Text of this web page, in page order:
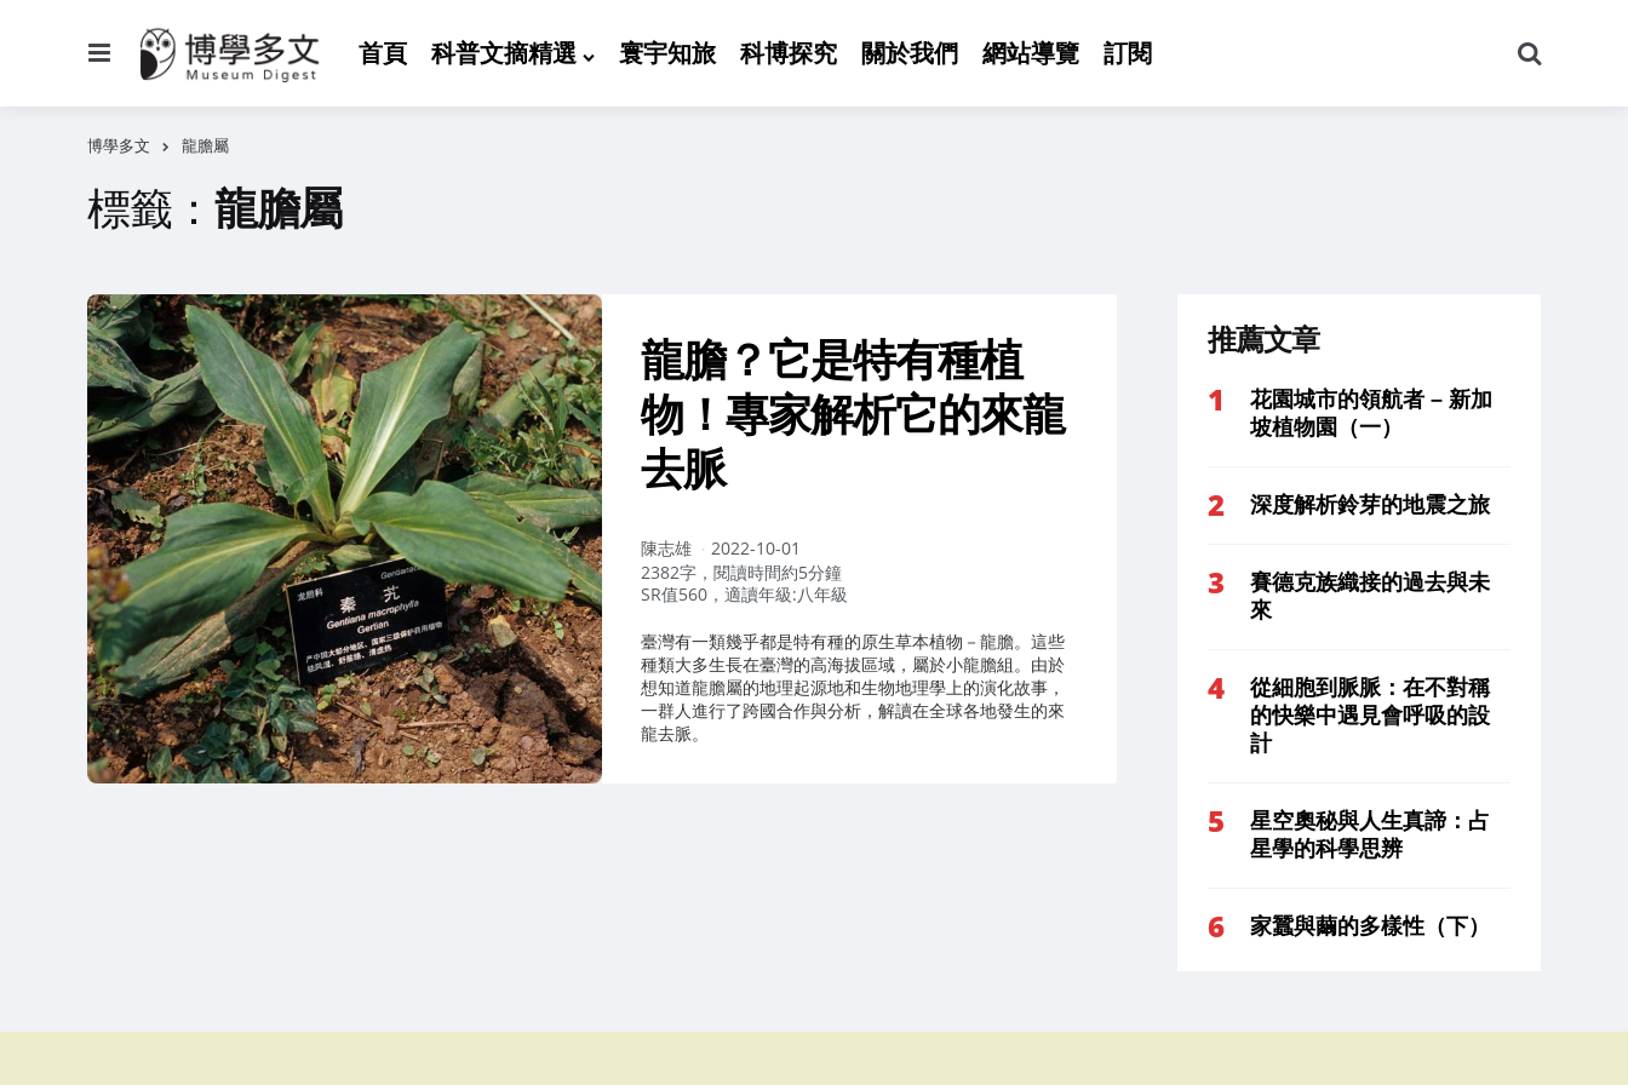
首頁 科普文摘精選 寰宇知旅 科博探究 關於我們 網站導覽 訂閱
尋
博學多文 龍膽屬
標籤： 龍膽屬
龍膽？它是特有種植
物！專家解析它的來龍
去脈
作
者：
陳志雄
2022-10-01
2382字，閱讀時間約5分鐘
SR值560，適讀年級:八年級
臺灣有一類幾乎都是特有種的原生草本植物－龍膽。這些
種類大多生長在臺灣的高海拔區域，屬於小龍膽組。由於
想知道龍膽屬的地理起源地和生物地理學上的演化故事，
一群人進行了跨國合作與分析，解讀在全球各地發生的來
龍去脈。
推薦文章
花園城市的領航者 – 新加
坡植物園（一）
深度解析鈴芽的地震之旅
賽德克族織接的過去與未
來
從細胞到脈脈：在不對稱
的快樂中遇見會呼吸的設
計
星空奧秘與人生真諦：占
星學的科學思辨
家蠶與繭的多樣性（下）